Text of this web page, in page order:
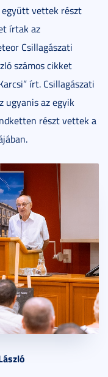
együtt vettek részt
írtak az
Csillagászati
számos cikket
írt. Csillagászati
ugyanis az egyik
részt vettek a